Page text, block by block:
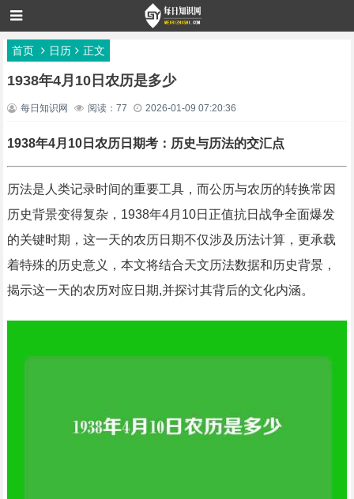
首页 日历 正文
1938年4月10日农历是多少
每日知识网 阅读：77 2026-01-09 07:20:36
1938年4月10日农历日期考：历史与历法的交汇点
历法是人类记录时间的重要工具，而公历与农历的转换常因
历史背景变得复杂，1938年4月10日正值抗日战争全面爆发
的关键时期，这一天的农历日期不仅涉及历法计算，更承载
着特殊的历史意义，本文将结合天文历法数据和历史背景，
揭示这一天的农历对应日期,并探讨其背后的文化内涵。